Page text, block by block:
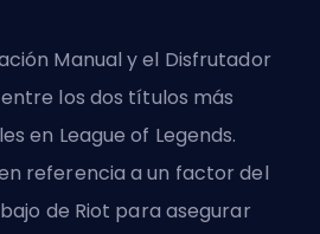
Manual y el Disfrutador
los dos títulos más
en League of Legends.
referencia a un factor del
de Riot para asegurar